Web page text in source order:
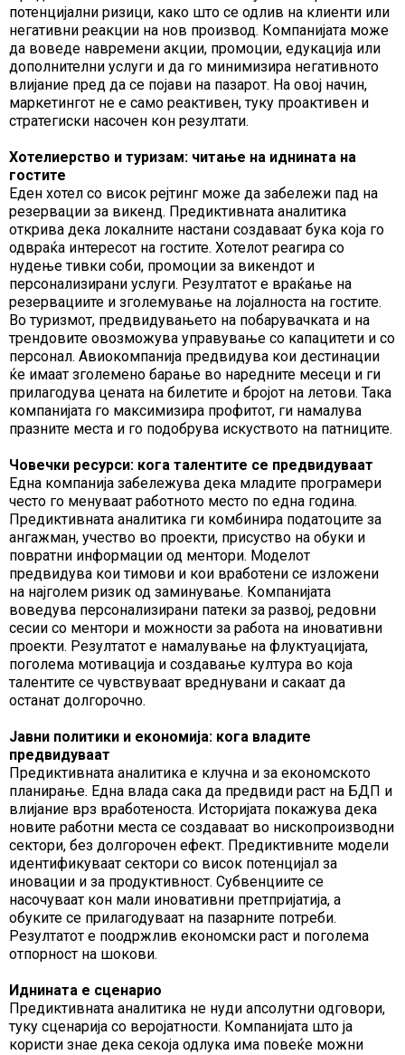
потенцијални ризици, како што се одлив на клиенти или
негативни реакции на нов производ. Компанијата може
да воведе навремени акции, промоции, едукација или
дополнителни услуги и да го минимизира негативното
влијание пред да се појави на пазарот. На овој начин,
маркетингот не е само реактивен, туку проактивен и
стратегиски насочен кон резултати.
Хотелиерство и туризам: читање на иднината на
гостите
Еден хотел со висок рејтинг може да забележи пад на
резервации за викенд. Предиктивната аналитика
открива дека локалните настани создаваат бука која го
одвраќа интересот на гостите. Хотелот реагира со
нудење тивки соби, промоции за викендот и
персонализирани услуги. Резултатот е враќање на
резервациите и зголемување на лојалноста на гостите.
Во туризмот, предвидувањето на побарувачката и на
трендовите овозможува управување со капацитети и со
персонал. Авиокомпанија предвидува кои дестинации
ќе имаат зголемено барање во наредните месеци и ги
прилагодува цената на билетите и бројот на летови. Така
компанијата го максимизира профитот, ги намалува
празните места и го подобрува искуството на патниците.
Човечки ресурси: кога талентите се предвидуваат
Една компанија забележува дека младите програмери
често го менуваат работното место по една година.
Предиктивната аналитика ги комбинира податоците за
ангажман, учество во проекти, присуство на обуки и
повратни информации од ментори. Моделот
предвидува кои тимови и кои вработени се изложени
на најголем ризик од заминување. Компанијата
воведува персонализирани патеки за развој, редовни
сесии со ментори и можности за работа на иновативни
проекти. Резултатот е намалување на флуктуацијата,
поголема мотивација и создавање култура во која
талентите се чувствуваат вреднувани и сакаат да
останат долгорочно.
Јавни политики и економија: кога владите
предвидуваат
Предиктивната аналитика е клучна и за економското
планирање. Една влада сака да предвиди раст на БДП и
влијание врз вработеноста. Историјата покажува дека
новите работни места се создаваат во нископроизводни
сектори, без долгорочен ефект. Предиктивните модели
идентификуваат сектори со висок потенцијал за
иновации и за продуктивност. Субвенциите се
насочуваат кон мали иновативни претпријатија, а
обуките се прилагодуваат на пазарните потреби.
Резултатот е поодржлив економски раст и поголема
отпорност на шокови.
Иднината е сценарио
Предиктивната аналитика не нуди апсолутни одговори,
туку сценарија со веројатности. Компанијата што ја
користи знае дека секоја одлука има повеќе можни